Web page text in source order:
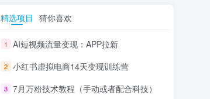
精选项目 猜你喜欢
1 AI短视频流量变现：APP拉新
2 小红书虚拟电商14天变现训练营
3 7月万粉技术教程（手动或者配合科技）